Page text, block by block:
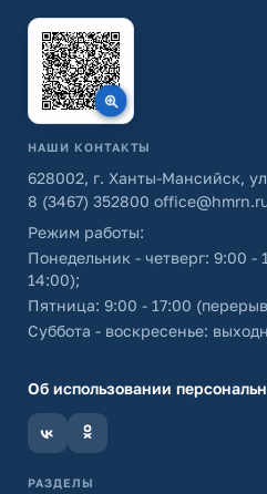
НАШИ КОНТАКТЫ
628002, г. Ханты-Мансийск,
8 (3467) 352800
Режим работы:
Понедельник - четверг: 9:00 -
14:00);
Пятница: 9:00 - 17:00
Суббота - воскресенье:
Об использовании
РАЗДЕЛЫ